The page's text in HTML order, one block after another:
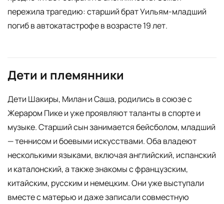
пережила трагедию: старший брат Уильям-младший
погиб в автокатастрофе в возрасте 19 лет.
Дети и племянники
Дети Шакиры, Милан и Саша, родились в союзе с
Жераром Пике и уже проявляют таланты в спорте и
музыке. Старший сын занимается бейсболом, младший
— теннисом и боевыми искусствами. Оба владеют
несколькими языками, включая английский, испанский
и каталонский, а также знакомы с французским,
китайским, русским и немецким. Они уже выступали
вместе с матерью и даже записали совместную